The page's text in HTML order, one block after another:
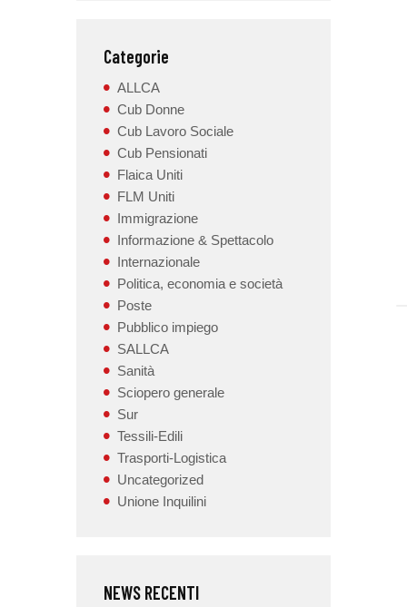
Categorie
ALLCA
Cub Donne
Cub Lavoro Sociale
Cub Pensionati
Flaica Uniti
FLM Uniti
Immigrazione
Informazione & Spettacolo
Internazionale
Politica, economia e società
Poste
Pubblico impiego
SALLCA
Sanità
Sciopero generale
Sur
Tessili-Edili
Trasporti-Logistica
Uncategorized
Unione Inquilini
NEWS RECENTI